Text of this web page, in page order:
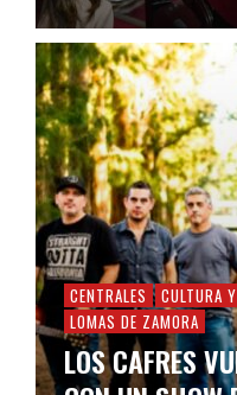
CENTRALES CULTURA
LOMAS DE ZAMORA
LOS CAFRES